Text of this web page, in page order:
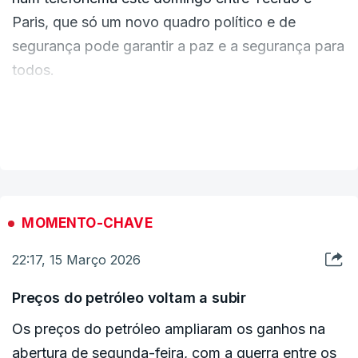
imediato.
Paris, que só um novo quadro político e de
segurança pode garantir a paz e a segurança para
todos.
França fosse "alvo" na escalada regional
regresso "rápido" de dois cidadãos franceses
"Lembrei-lhe que a França está a intervir dentro
MOMENTO-CHAVE
22:17, 15 Março 2026
Preços do petróleo voltam a subir
Os preços do petróleo ampliaram os ganhos na
abertura de segunda-feira, com a guerra entre os